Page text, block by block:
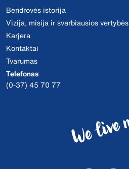
Bendrovės istorija
Vizija, misija ir svarbiausios vertybės
Karjera
Kontaktai
Tvarumas
Telefonas
(0-37) 45 70 77